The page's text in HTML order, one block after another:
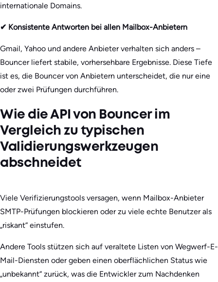
internationale Domains.
✔ Konsistente Antworten bei allen Mailbox-Anbietern
Gmail, Yahoo und andere Anbieter verhalten sich anders –
Bouncer liefert stabile, vorhersehbare Ergebnisse. Diese Tiefe
ist es, die Bouncer von Anbietern unterscheidet, die nur eine
oder zwei Prüfungen durchführen.
Wie die API von Bouncer im
Vergleich zu typischen
Validierungswerkzeugen
abschneidet
Viele Verifizierungstools versagen, wenn Mailbox-Anbieter
SMTP-Prüfungen blockieren oder zu viele echte Benutzer als
„riskant“ einstufen.
Andere Tools stützen sich auf veraltete Listen von Wegwerf-E-
Mail-Diensten oder geben einen oberflächlichen Status wie
„unbekannt“ zurück, was die Entwickler zum Nachdenken